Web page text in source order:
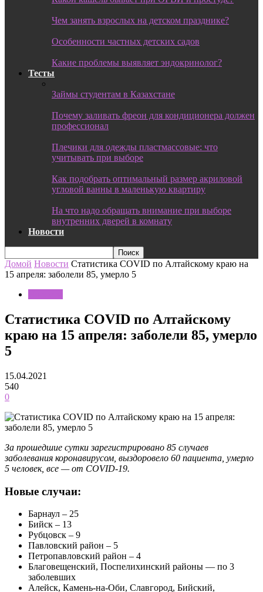
Чем занять взрослых на детском празднике?
Особенности частных детских садов
Какие проблемы выявляет эндокринолог?
Тесты
Займы студентам в Казахстане
Почему заливать фреон для кондиционера должен
профессионал
Плечики для одежды пластмассовые: что
учитывать при выборе
Как подобрать оптимальный размер акриловой
угловой ванны в маленькую квартиру
На что надо обращать внимание при выборе
внутренних дверей в комнату
Новости
Домой Новости Статистика COVID по Алтайскому краю на
15 апреля: заболели 85, умерло 5
Статистика COVID по Алтайскому
краю на 15 апреля: заболели 85, умерло
5
15.04.2021
540
0
За прошедшие сутки зарегистрировано 85 случаев
заболевания коронавирусом, выздоровело 60 пациента, умерло
5 человек, все — от COVID-19.
Новые случаи:
Барнаул – 25
Бийск – 13
Рубцовск – 9
Павловский район – 5
Петропавловский район – 4
Благовещенский, Поспелихинский районы — по 3
заболевших
Алейск, Камень-на-Оби, Славгород, Бийский,